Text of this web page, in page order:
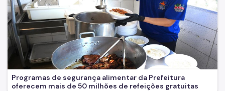
Programas de segurança alimentar da Prefeitura
oferecem mais de 50 milhões de refeições gratuitas